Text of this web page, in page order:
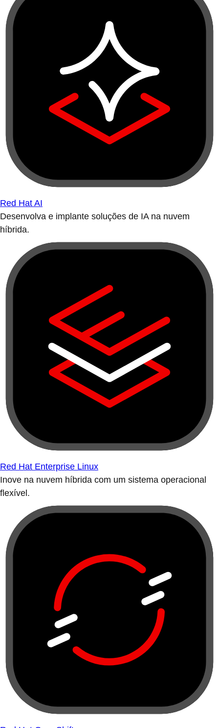
Red Hat AI
Desenvolva e implante soluções de IA na nuvem
híbrida.
Red Hat Enterprise Linux
Inove na nuvem híbrida com um sistema operacional
flexível.